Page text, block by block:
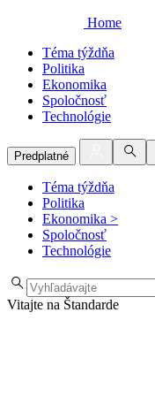
Home
Téma týždňa
Politika
Ekonomika
Spoločnosť
Technológie
Predplatné
Téma týždňa
Politika
Ekonomika >
Spoločnosť
Technológie
Vitajte na Štandarde